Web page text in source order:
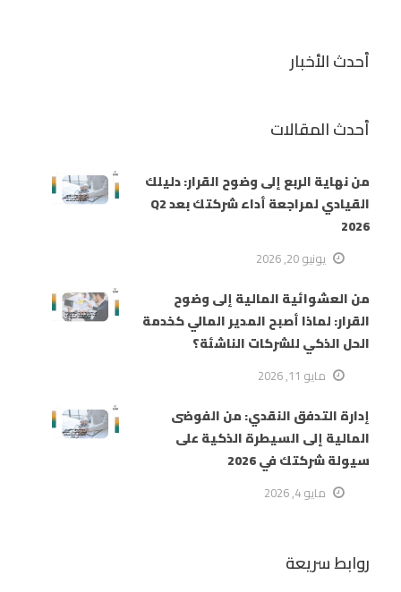
أحدث الأخبار
أحدث المقالات
من نهاية الربع إلى وضوح القرار: دليلك
القيادي لمراجعة أداء شركتك بعد Q2
2026
يونيو 20, 2026
من العشوائية المالية إلى وضوح
القرار: لماذا أصبح المدير المالي كخدمة
الحل الذكي للشركات الناشئة؟
مايو 11, 2026
إدارة التدفق النقدي: من الفوضى
المالية إلى السيطرة الذكية على
سيولة شركتك في 2026
مايو 4, 2026
روابط سريعة